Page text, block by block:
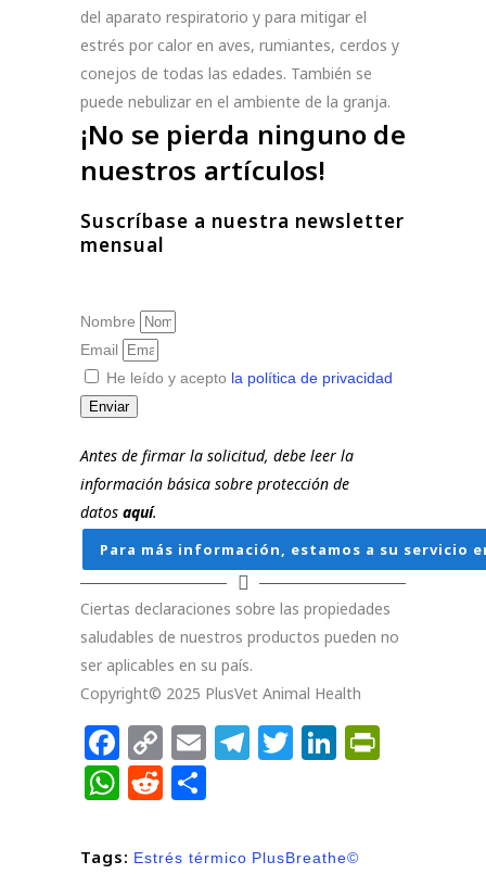
del aparato respiratorio y para mitigar el
estrés por calor en aves, rumiantes, cerdos y
conejos de todas las edades. También se
puede nebulizar en el ambiente de la granja.
¡No se pierda ninguno de
nuestros artículos!
Suscríbase a nuestra newsletter
mensual
Nombre
Email
He leído y acepto la política de privacidad
Enviar
Antes de firmar la solicitud, debe leer la
información básica sobre protección de
datos aquí.
Para más información, estamos a su servicio
Ciertas declaraciones sobre las propiedades
saludables de nuestros productos pueden no
ser aplicables en su país.
Copyright© 2025 PlusVet Animal Health
Facebook
Copy
Link
EmailTelegram
TwitterLinkedIn
WhatsApp
Reddit
Tags: Estrés térmico PlusBreathe©